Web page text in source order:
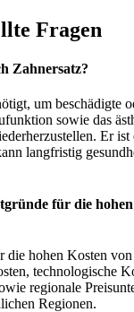
Fragen
Zahnersatz?
um beschädigte
sowie das
Er ist
langfristig
für die
die hohen Kosten von
technologische
regionale
Regionen.